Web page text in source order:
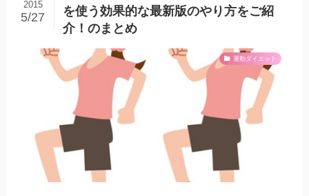
を使う効果的な最新版のやり方をご紹
介！のまとめ
2015
5/27
運動ダイエット